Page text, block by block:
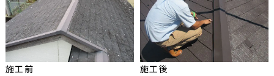
施工前 施工後